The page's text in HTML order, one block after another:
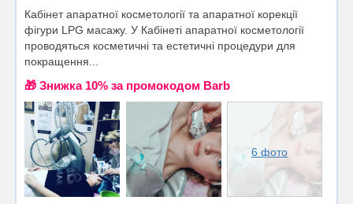
Кабінет апаратної косметології та апаратної корекції
фігури LPG масажу. У Кабінеті апаратної косметології
проводяться косметичні та естетичні процедури для
покращення...
🎁 Знижка 10% за промокодом Barb
6 фото